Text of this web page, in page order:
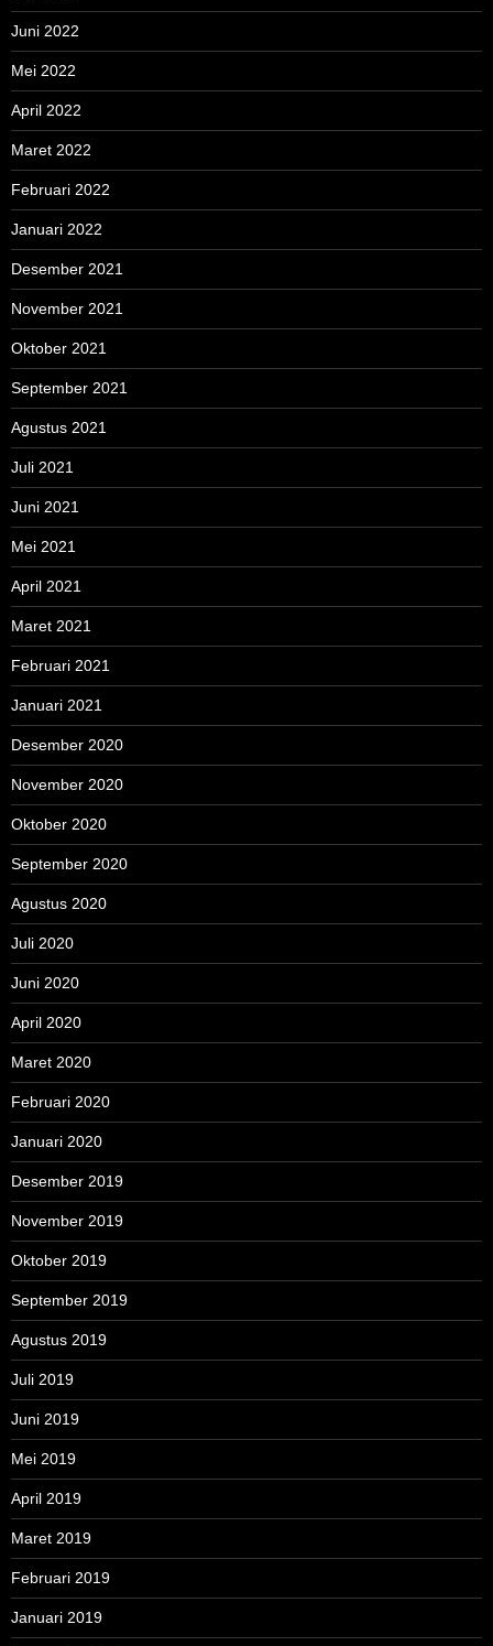
Juni 2022
Mei 2022
April 2022
Maret 2022
Februari 2022
Januari 2022
Desember 2021
November 2021
Oktober 2021
September 2021
Agustus 2021
Juli 2021
Juni 2021
Mei 2021
April 2021
Maret 2021
Februari 2021
Januari 2021
Desember 2020
November 2020
Oktober 2020
September 2020
Agustus 2020
Juli 2020
Juni 2020
April 2020
Maret 2020
Februari 2020
Januari 2020
Desember 2019
November 2019
Oktober 2019
September 2019
Agustus 2019
Juli 2019
Juni 2019
Mei 2019
April 2019
Maret 2019
Februari 2019
Januari 2019